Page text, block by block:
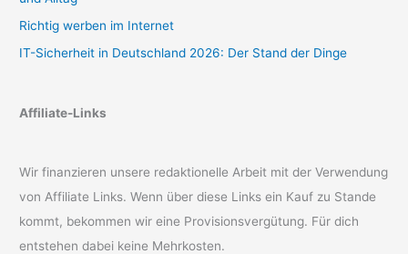
Richtig werben im Internet
IT-Sicherheit in Deutschland 2026: Der Stand der Dinge
Affiliate-Links
Wir finanzieren unsere redaktionelle Arbeit mit der Verwendung
von Affiliate Links. Wenn über diese Links ein Kauf zu Stande
kommt, bekommen wir eine Provisionsvergütung. Für dich
entstehen dabei keine Mehrkosten.